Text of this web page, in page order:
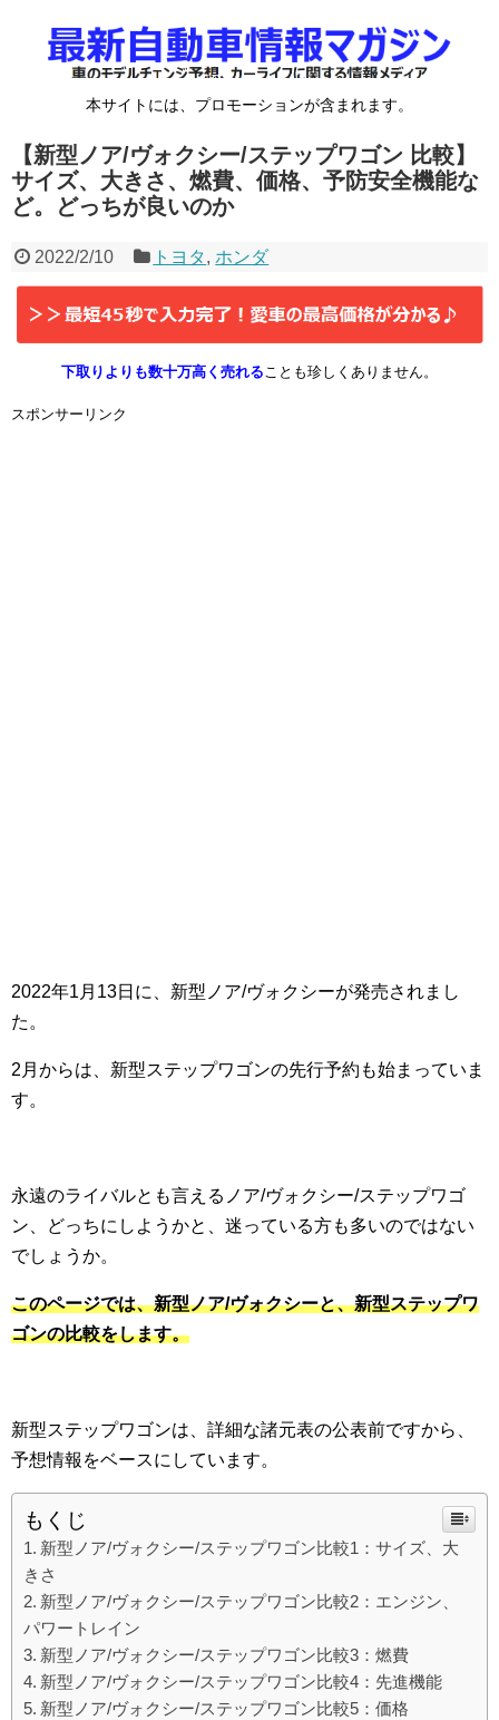
本サイトには、プロモーションが含まれます。
【新型ノア/ヴォクシー/ステップワゴン 比較】
サイズ、大きさ、燃費、価格、予防安全機能な
ど。どっちが良いのか
2022/2/10 トヨタ, ホンダ
下取りよりも数十万高く売れることも珍しくありません。
スポンサーリンク
2022年1月13日に、新型ノア/ヴォクシーが発売されまし
た。
2月からは、新型ステップワゴンの先行予約も始まっていま
す。
永遠のライバルとも言えるノア/ヴォクシー/ステップワゴ
ン、どっちにしようかと、迷っている方も多いのではない
でしょうか。
このページでは、新型ノア/ヴォクシーと、新型ステップワ
ゴンの比較をします。
新型ステップワゴンは、詳細な諸元表の公表前ですから、
予想情報をベースにしています。
もくじ
新型ノア/ヴォクシー/ステップワゴン比較1：サイズ、大
きさ
新型ノア/ヴォクシー/ステップワゴン比較2：エンジン、
パワートレイン
新型ノア/ヴォクシー/ステップワゴン比較3：燃費
新型ノア/ヴォクシー/ステップワゴン比較4：先進機能
新型ノア/ヴォクシー/ステップワゴン比較5：価格